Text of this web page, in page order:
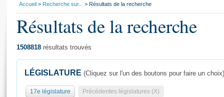
Général
Vous
Accueil Recherche sur... Résultats de la recherche
Résultats de la recherche
1508818 résultats trouvés
LÉGISLATURE (Cliquez sur l'un des boutons pour faire un choix)
17e législature Précédentes législatures (X)